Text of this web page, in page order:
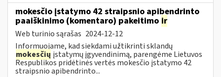
mokesčio įstatymo 42 straipsnio apibendrinto
paaiškinimo (komentaro) pakeitimo ir
Web turinio sąrašas 2024-12-12
Informuojame, kad siekdami užtikrinti sklandų
mokesčių įstatymų įgyvendinimą, parengėme Lietuvos
Respublikos pridėtinės vertės mokesčio įstatymo 42
straipsnio apibendrinto...